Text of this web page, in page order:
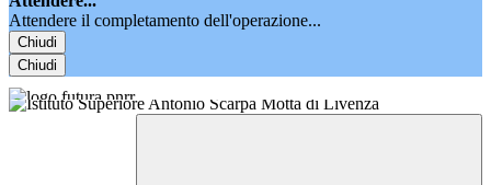
Attendere il completamento dell'operazione...
Chiudi
Chiudi